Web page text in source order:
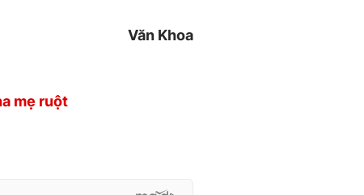
Văn Khoa
mẹ ruột